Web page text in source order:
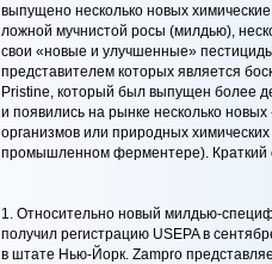
выпущено несколько новых
ложной мучнистой росы (милдью),
свои «новые и улучшенные»
представителем которых является
Pristine, который был выпущен более
и появились на рынке несколько
организмов или природных
промышленном ферментере). Краткий
1. Относительно новый милдью-
получил регистрацию USEPA в
в штате Нью-Йорк. Zampro